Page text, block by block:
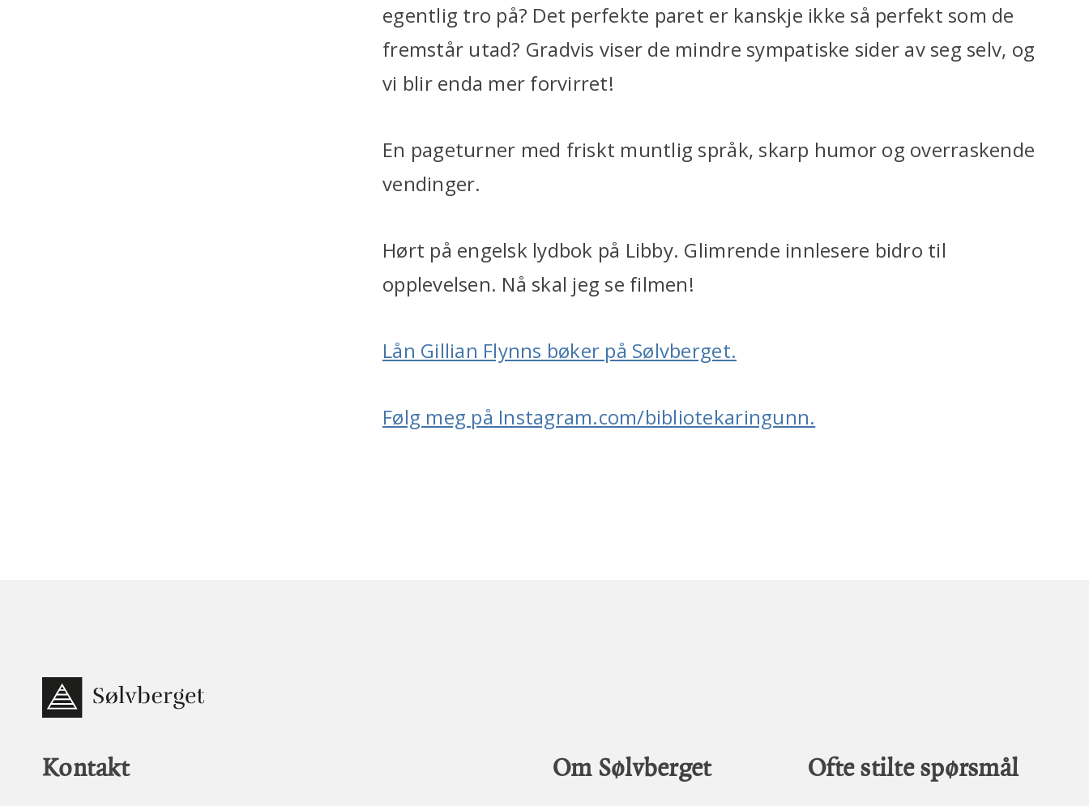
egentlig tro på? Det perfekte paret er kanskje ikke så perfekt som de
fremstår utad? Gradvis viser de mindre sympatiske sider av seg selv, og
vi blir enda mer forvirret!
En pageturner med friskt muntlig språk, skarp humor og overraskende
vendinger.
Hørt på engelsk lydbok på Libby. Glimrende innlesere bidro til
opplevelsen. Nå skal jeg se filmen!
Lån Gillian Flynns bøker på Sølvberget.
Følg meg på Instagram.com/bibliotekaringunn.
Kontakt Om Sølvberget Ofte stilte spørsmål